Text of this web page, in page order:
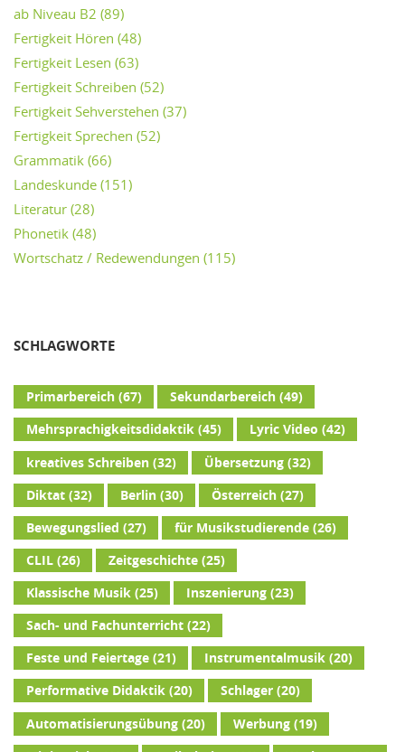
ab Niveau B2 (89)
Fertigkeit Hören (48)
Fertigkeit Lesen (63)
Fertigkeit Schreiben (52)
Fertigkeit Sehverstehen (37)
Fertigkeit Sprechen (52)
Grammatik (66)
Landeskunde (151)
Literatur (28)
Phonetik (48)
Wortschatz / Redewendungen (115)
SCHLAGWORTE
Primarbereich(67) Sekundarbereich(49)
Mehrsprachigkeitsdidaktik(45) Lyric Video (42)
kreatives Schreiben(32) Übersetzung(32)
Diktat(32) Berlin(30) Österreich(27)
Bewegungslied (27) für Musikstudierende(26)
CLIL(26) Zeitgeschichte(25)
Klassische Musik(25) Inszenierung(23)
Sach- und Fachunterricht(22)
Feste und Feiertage(21) Instrumentalmusik(20)
Performative Didaktik(20) Schlager(20)
Automatisierungsübung(20) Werbung(19)